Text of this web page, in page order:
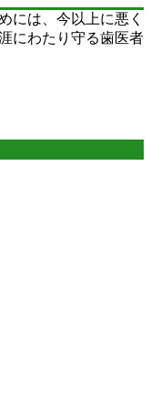
には、今以上に悪く
にわたり守る歯医者